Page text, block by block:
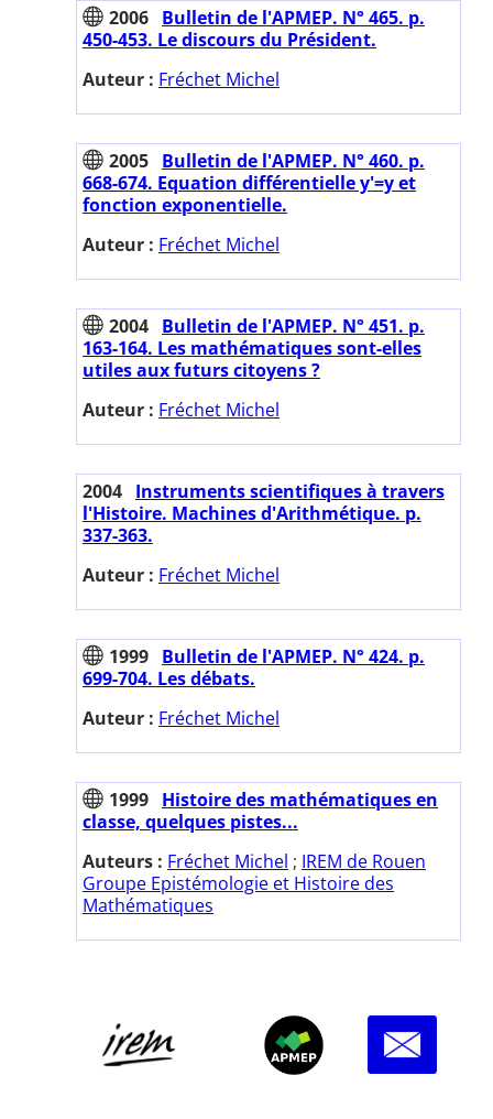
2006 Bulletin de l'APMEP. N° 465. p.
450-453. Le discours du Président.
Auteur : Fréchet Michel
2005 Bulletin de l'APMEP. N° 460. p.
668-674. Equation différentielle y'=y et
fonction exponentielle.
Auteur : Fréchet Michel
2004 Bulletin de l'APMEP. N° 451. p.
163-164. Les mathématiques sont-elles
utiles aux futurs citoyens ?
Auteur : Fréchet Michel
2004 Instruments scientifiques à travers
l'Histoire. Machines d'Arithmétique. p.
337-363.
Auteur : Fréchet Michel
1999 Bulletin de l'APMEP. N° 424. p.
699-704. Les débats.
Auteur : Fréchet Michel
1999 Histoire des mathématiques en
classe, quelques pistes...
Auteurs : Fréchet Michel ; IREM de Rouen
Groupe Epistémologie et Histoire des
Mathématiques